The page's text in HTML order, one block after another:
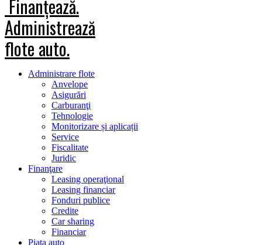
Administrare flote
Anvelope
Asigurări
Carburanţi
Tehnologie
Monitorizare și aplicații
Service
Fiscalitate
Juridic
Finanţare
Leasing operaţional
Leasing financiar
Fonduri publice
Credite
Car sharing
Financiar
Piaţa auto